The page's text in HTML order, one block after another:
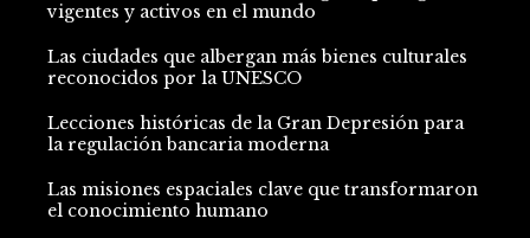
vigentes y activos en el mundo
Las ciudades que albergan más bienes culturales
reconocidos por la UNESCO
Lecciones históricas de la Gran Depresión para
la regulación bancaria moderna
Las misiones espaciales clave que transformaron
el conocimiento humano